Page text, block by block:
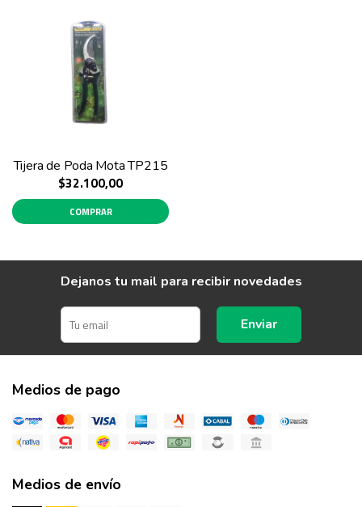
Tijera de Poda Mota TP215
$32.100,00
COMPRAR
Dejanos tu mail para recibir novedades
Enviar
Medios de pago
Medios de envío